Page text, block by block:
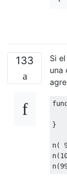
133
Si
una
}
n(
n(
n(